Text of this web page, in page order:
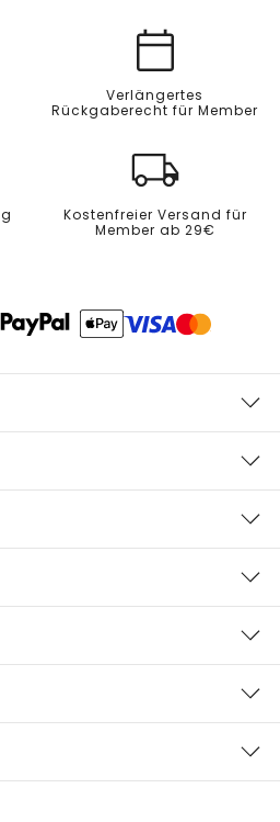
Verlängertes
Rückgaberecht für Member
Kostenfreier Versand für
Member ab 29€